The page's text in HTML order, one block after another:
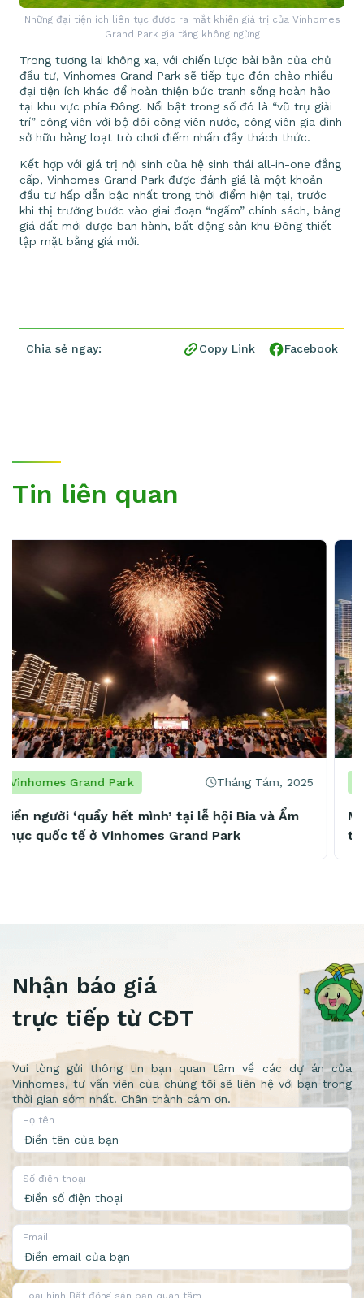
Những đại tiện ích liên tục được ra mắt khiến giá trị của Vinhomes
Grand Park gia tăng không ngừng
Trong tương lai không xa, với chiến lược bài bản của chủ
đầu tư, Vinhomes Grand Park sẽ tiếp tục đón chào nhiều
đại tiện ích khác để hoàn thiện bức tranh sống hoàn hảo
tại khu vực phía Đông. Nổi bật trong số đó là “vũ trụ giải
trí” công viên với bộ đôi công viên nước, công viên gia đình
sở hữu hàng loạt trò chơi điểm nhấn đầy thách thức.
Kết hợp với giá trị nội sinh của hệ sinh thái all-in-one đẳng
cấp, Vinhomes Grand Park được đánh giá là một khoản
đầu tư hấp dẫn bậc nhất trong thời điểm hiện tại, trước
khi thị trường bước vào giai đoạn “ngấm” chính sách, bảng
giá đất mới được ban hành, bất động sản khu Đông thiết
lập mặt bằng giá mới.
Chia sẻ ngay: Copy Link Facebook
Tin liên quan
Vinhomes Grand Park Tháng Tám, 2025
Mở 4 cơ sở chỉ trong 2 năm, chủ chuỗi spa nổi
tiếng khẳng định: “Vinhomes Grand Park là
mảnh đất vàng tiềm năng”
Nhận báo giá
trực tiếp từ CĐT
Vui lòng gửi thông tin bạn quan tâm về các dự án của
Vinhomes, tư vấn viên của chúng tôi sẽ liên hệ với bạn trong
thời gian sớm nhất. Chân thành cảm ơn.
Họ tên
Số điện thoại
Email
Loại hình Bất động sản bạn quan tâm